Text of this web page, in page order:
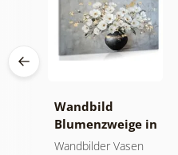
Wandbild
Blumenzweige in
einer schwarzen
Wandbilder Vasen